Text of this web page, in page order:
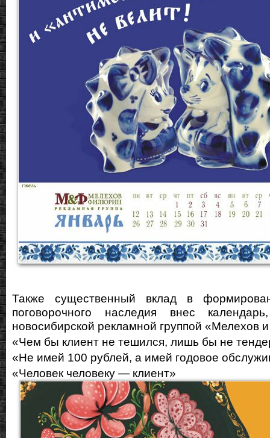
Также существенный вклад в
поговорочного наследия внес
новосибирской рекламной группой «Мелехов
«Чем бы клиент не тешился, лишь бы не
«Не имей 100 рублей, а имей годовое
«Человек человеку — клиент»